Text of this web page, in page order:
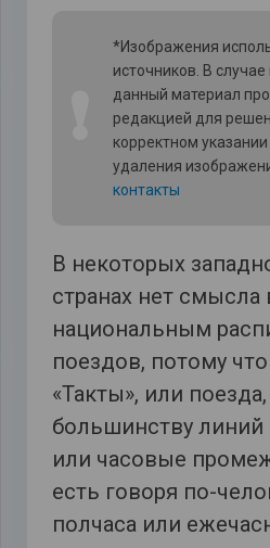
*Изображения
источников. В
данный материал
редакцией для
корректном
удаления
контакты
В некоторых
странах нет смысла
национальным
поездов, потому
«Такты», или
большинству линий
или часовые
есть говоря по-
полчаса или